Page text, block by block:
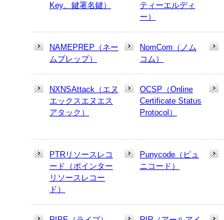
Key、鍵署名鍵）
ティーエルディ
ー）
NAMEPREP（ネー
ムプレップ）
NomCom（ノム
コム）
NXNSAttack（エヌ
エックスエヌエス
アタック）
OCSP（Online
Certificate Status
Protocol）
PTRリソースレコ
ード（ポインター
リソースレコー
ド）
Punycode（ピュ
ニコード）